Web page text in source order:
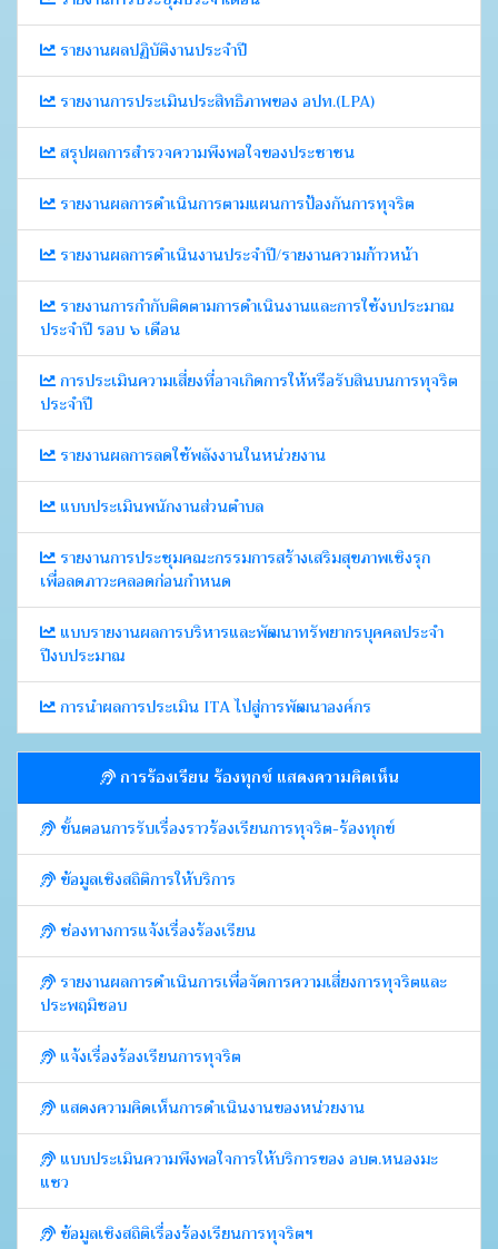
รายงานผลปฏิบัติงานประจำปี
รายงานการประเมินประสิทธิภาพของ อปท.(LPA)
สรุปผลการสำรวจความพึงพอใจของประชาชน
รายงานผลการดำเนินการตามแผนการป้องกันการทุจริต
รายงานผลการดำเนินงานประจำปี/รายงานความก้าวหน้า
รายงานการกำกับติดตามการดำเนินงานและการใช้งบประมาณ
ประจำปี รอบ ๖ เดือน
การประเมินความเสี่ยงที่อาจเกิดการให้หรือรับสินบนการทุจริต
ประจำปี
รายงานผลการลดใช้พลังงานในหน่วยงาน
แบบประเมินพนักงานส่วนตำบล
รายงานการประชุมคณะกรรมการสร้างเสริมสุขภาพเชิงรุก
เพื่อลดภาวะคลอดก่อนกำหนด
แบบรายงานผลการบริหารและพัฒนาทรัพยากรบุคคลประจำ
ปีงบประมาณ
การนำผลการประเมิน ITA ไปสู่การพัฒนาองค์กร
การร้องเรียน ร้องทุกข์ แสดงความคิดเห็น
ขั้นตอนการรับเรื่องราวร้องเรียนการทุจริต-ร้องทุกข์
ข้อมูลเชิงสถิติการให้บริการ
ช่องทางการแจ้งเรื่องร้องเรียน
รายงานผลการดำเนินการเพื่อจัดการความเสี่ยงการทุจริตและ
ประพฤมิชอบ
แจ้งเรื่องร้องเรียนการทุจริต
แสดงความคิดเห็นการดำเนินงานของหน่วยงาน
แบบประเมินความพึงพอใจการให้บริการของ อบต.หนองมะ
แซว
ข้อมูลเชิงสถิติเรื่องร้องเรียนการทุจริตฯ